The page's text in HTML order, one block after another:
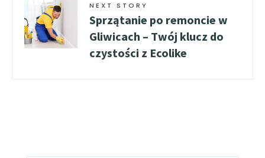
NEXT STORY
Sprzątanie po remoncie w
Gliwicach – Twój klucz do
czystości z Ecolike